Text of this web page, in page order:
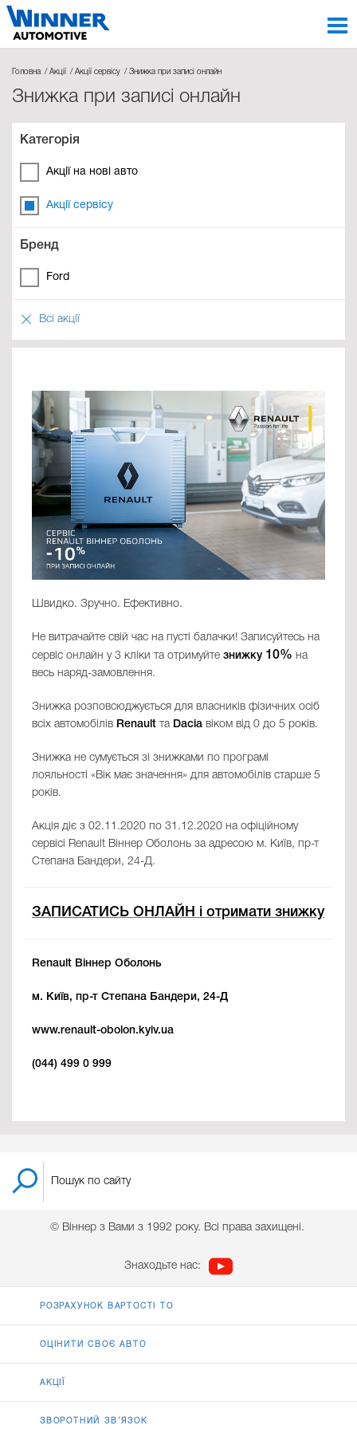
Головна Акції Акції сервісу Знижка при записі онлайн
Знижка при записі онлайн
Категорія
Акції на нові авто
Акції сервісу
Бренд
Ford
Всі акції
Швидко. Зручно. Ефективно.
Не витрачайте свій час на пусті балачки! Записуйтесь на
сервіс онлайн у 3 кліки та отримуйте знижку 10% на
весь наряд-замовлення.
Знижка розповсюджується для власників фізичних осіб
всіх автомобілів Renault та Dacia віком від 0 до 5 років.
Знижка не сумується зі знижками по програмі
лояльності «Вік має значення» для автомобілів старше 5
років.
Акція діє з 02.11.2020 по 31.12.2020 на офіційному
сервісі Renault Віннер Оболонь за адресою м. Київ, пр-т
Степана Бандери, 24-Д.
ЗАПИСАТИСЬ ОНЛАЙН і отримати знижку
Renault Віннер Оболонь
м. Київ, пр-т Степана Бандери, 24-Д
www.renault-obolon.kyiv.ua
(044) 499 0 999
© Віннер з Вами з 1992 року. Всі права захищені.
Знаходьте нас:
РОЗРАХУНОК ВАРТОСТІ ТО
ОЦІНИТИ СВОЄ АВТО
АКЦІЇ
ЗВОРОТНИЙ ЗВ’ЯЗОК